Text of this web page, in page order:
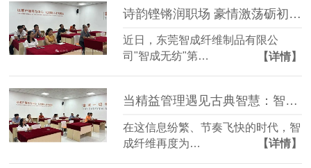
诗韵铿锵润职场 豪情激荡砺初心 | 智成纤维第377期读书会圆满举行
近日，东莞智成纤维制品有限公
司"智成无纺"第…
【详情】
当精益管理遇见古典智慧：智成纤维第376期读书会的思想碰撞
在这信息纷繁、节奏飞快的时代，智
成纤维再度为…
【详情】